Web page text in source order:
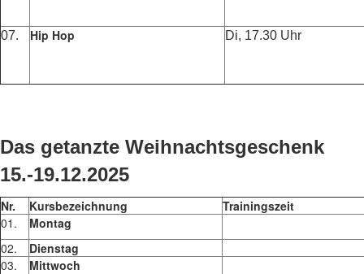
07. Hip Hop Di, 17.30 Uhr
Das getanzte Weihnachtsgeschenk
15.-19.12.2025
Nr. Kursbezeichnung
Trainingszeit
01.
Montag
02.
Dienstag
03.
Mittwoch